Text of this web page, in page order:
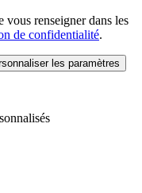
renseigner dans les
de confidentialité.
les paramètres